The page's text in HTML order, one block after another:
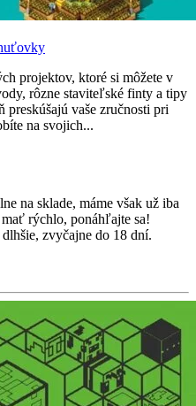
projektov, ktoré si môžete v
rôzne staviteľské finty a tipy
preskúšajú vaše zručnosti pri
na svojich...
na sklade, máme však už iba
rýchlo, ponáhľajte sa!
zvyčajne do 18 dní.